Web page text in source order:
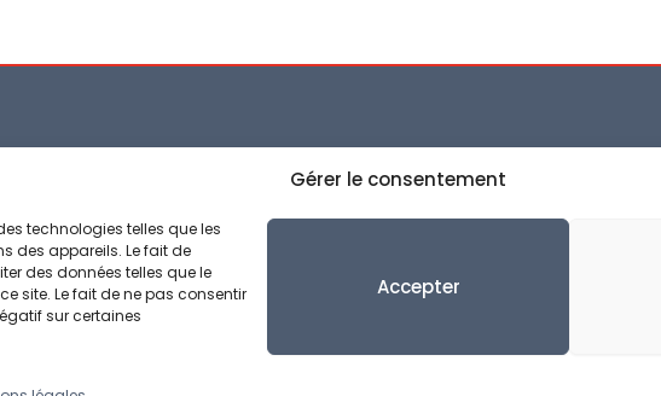
Gérer le consentement
technologies telles que les
des appareils. Le fait de
des données telles que le
site. Le fait de ne pas consentir
sur certaines
Accepter
contact@perspectivia.fr
66 Av. Valéry Giscard
d'Estaing, 06200 Nice
Politique de confidentialité
Mentions légales